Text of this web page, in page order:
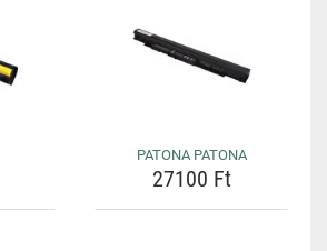
PATONA PATONA
27100 Ft